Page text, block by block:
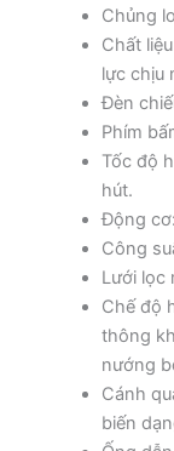
Chủng
Chất
lực chịu
Đèn
Phím
Tốc độ
hút.
Động
Công
Lưới lọc
Chế độ
thông
nướng
Cánh
biến